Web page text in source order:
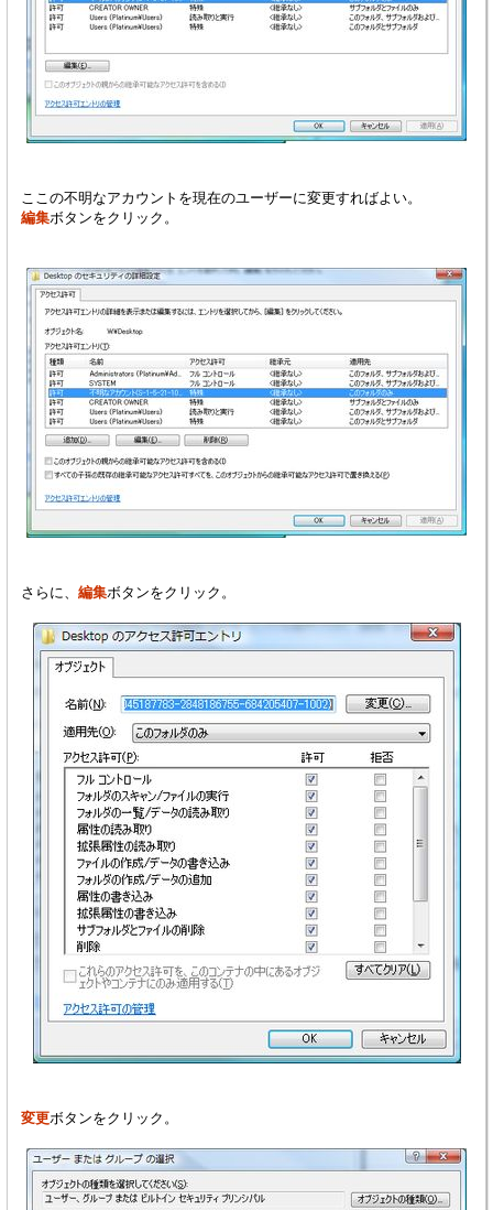
ここの不明なアカウントを現在のユーザーに変更すればよい。
編集ボタンをクリック。
さらに、 編集ボタンをクリック。
変更ボタンをクリック。